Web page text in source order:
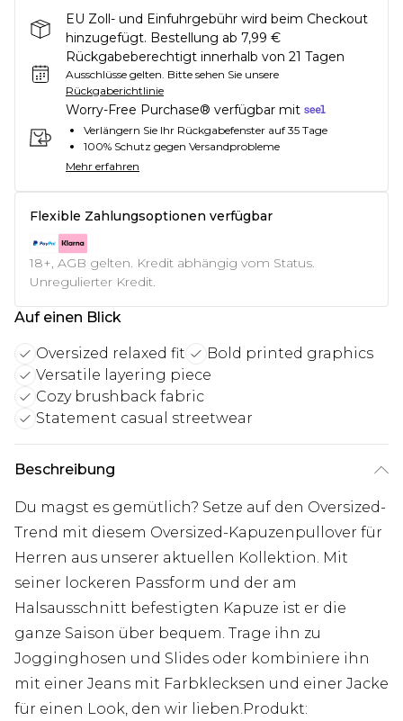
EU Zoll- und Einfuhrgebühr wird beim Checkout
hinzugefügt. Bestellung ab 7,99 €
Rückgabeberechtigt innerhalb von 21 Tagen
Ausschlüsse gelten. Bitte sehen Sie unsere
Rückgaberichtlinie
Worry-Free Purchase® verfügbar mit
Verlängern Sie Ihr Rückgabefenster auf 35 Tage
100% Schutz gegen Versandprobleme
Mehr erfahren
Flexible Zahlungsoptionen verfügbar
18+, AGB gelten. Kredit abhängig vom Status.
Unregulierter Kredit.
Auf einen Blick
Oversized relaxed fit
Bold printed graphics
Versatile layering piece
Cozy brushback fabric
Statement casual streetwear
Beschreibung
Du magst es gemütlich? Setze auf den Oversized-
Trend mit diesem Oversized-Kapuzenpullover für
Herren aus unserer aktuellen Kollektion. Mit
seiner lockeren Passform und der am
Halsausschnitt befestigten Kapuze ist er die
ganze Saison über bequem. Trage ihn zu
Jogginghosen und Slides oder kombiniere ihn
mit einer Jeans mit Farbklecksen und einer Jacke
für einen Look, den wir lieben.Produkt: